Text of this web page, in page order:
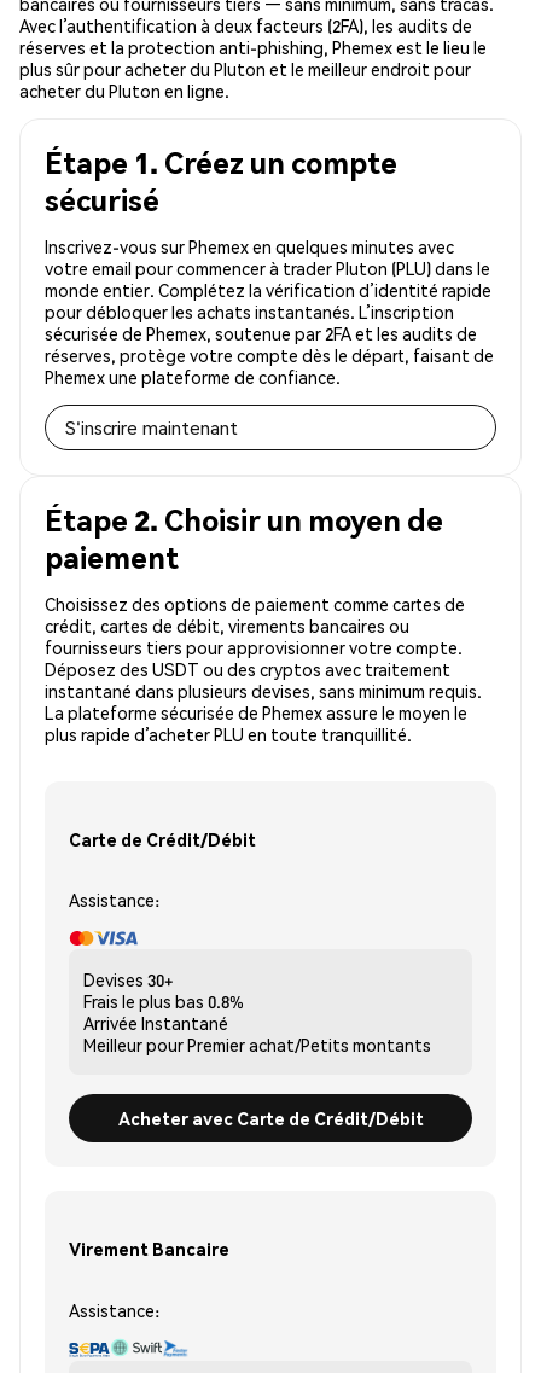
Avec l’authentification à deux facteurs (2FA), les audits de
réserves et la protection anti-phishing, Phemex est le lieu le
plus sûr pour acheter du Pluton et le meilleur endroit pour
acheter du Pluton en ligne.
Étape 1. Créez un compte
sécurisé
Inscrivez-vous sur Phemex en quelques minutes avec
votre email pour commencer à trader Pluton (PLU) dans le
monde entier. Complétez la vérification d’identité rapide
pour débloquer les achats instantanés. L’inscription
sécurisée de Phemex, soutenue par 2FA et les audits de
réserves, protège votre compte dès le départ, faisant de
Phemex une plateforme de confiance.
S'inscrire maintenant
Étape 2. Choisir un moyen de
paiement
Choisissez des options de paiement comme cartes de
crédit, cartes de débit, virements bancaires ou
fournisseurs tiers pour approvisionner votre compte.
Déposez des USDT ou des cryptos avec traitement
instantané dans plusieurs devises, sans minimum requis.
La plateforme sécurisée de Phemex assure le moyen le
plus rapide d’acheter PLU en toute tranquillité.
Carte de Crédit/Débit
Assistance:
Devises 30+
Frais le plus bas 0.8%
Arrivée Instantané
Meilleur pourPremier achat/Petits montants
Acheter avec Carte de Crédit/Débit
Virement Bancaire
Assistance: